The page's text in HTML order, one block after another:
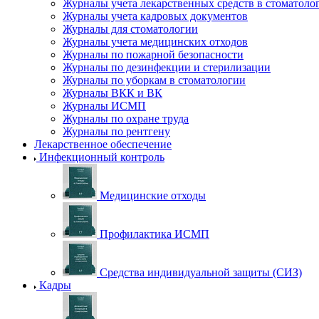
Журналы учета лекарственных средств в
Журналы учета кадровых документов
Журналы для стоматологии
Журналы учета медицинских отходов
Журналы по пожарной безопасности
Журналы по дезинфекции и стерилизации
Журналы по уборкам в стоматологии
Журналы ВКК и ВК
Журналы ИСМП
Журналы по охране труда
Журналы по рентгену
Лекарственное обеспечение
Инфекционный контроль
Медицинские отходы
Профилактика ИСМП
Средства индивидуальной защиты (СИЗ)
Кадры